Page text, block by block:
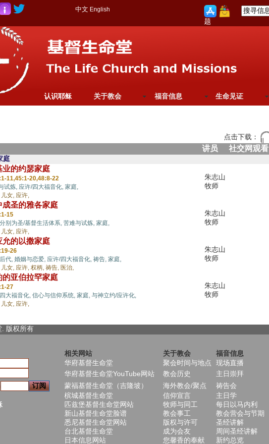
中文 English
题
认识耶稣 关于教会 福音信息 生命见证
点击下载：
讲员 社交网观看
庭
业的约瑟家庭
11,45:1-20,48:8-22
试炼, 应许/四大福音化, 家庭,
儿女, 应许,
朱志山
牧师
成圣的雅各家庭
15
别为圣/基督生活体系, 苦难与试炼, 家庭,
儿女, 应许,
朱志山
牧师
允的以撒家庭
26
代, 婚姻与恋爱, 应许/四大福音化, 祷告, 家庭,
儿女, 应许, 权柄, 祷告, 医治,
朱志山
牧师
的亚伯拉罕家庭
27
大福音化, 信心与信仰系统, 家庭, 与神立约/应许化,
儿女, 应许,
朱志山
牧师
版权所有
相关网站 关于教会 福音信息
华府基督生命堂 聚会时间与地点 现场直播
华府基督生命堂YouTube网站 教会历史 主日崇拜
蒙福基督生命堂（吉隆坡） 海外教会/聚点 祷告会
槟城基督生命堂
信仰宣言 主日学
匹兹堡基督生命堂网站 牧师与同工 每日以马内利
新山基督生命堂脸谱
教会事工 教会营会与节期
悉尼基督生命堂网站
版权与许可 圣经讲解
台北基督生命堂
成为会友 周间圣经讲解
日本信息网站
您馨香的奉献 新约总览